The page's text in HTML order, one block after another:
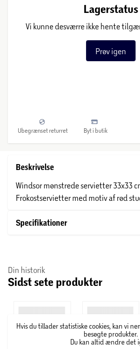
Lagerstatus
Vi kunne desværre ikke hente
Prøv igen
Ubegrænset returret Byt i butik
Beskrivelse
Windsor mønstrede servietter 33x33
Frokostservietter med motiv af rød
Specifikationer
Din historik
Sidst sete produkter
Hvis du tillader statistiske cookies, kan vi
besøgte produkter.
Du kan altid ændre det